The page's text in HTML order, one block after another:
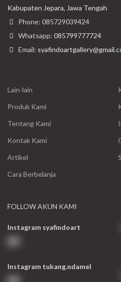
Kabupaten Jepara, Jawa Tengah
Phone: 085729039424
Whatsapp: 085799777724
Email:
Lain-lain
Produk Kami
Tentang Kami
Kontak Kami
Artikel
Cara Berbelanja
FOLLOW AKUN KAMI
Instagram syafindoart
Instagram tukang.ndamel